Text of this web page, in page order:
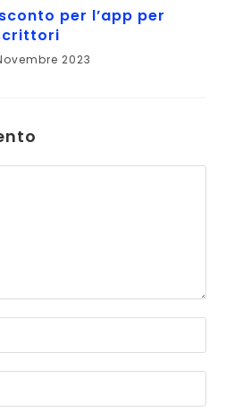
per l’app per
2023